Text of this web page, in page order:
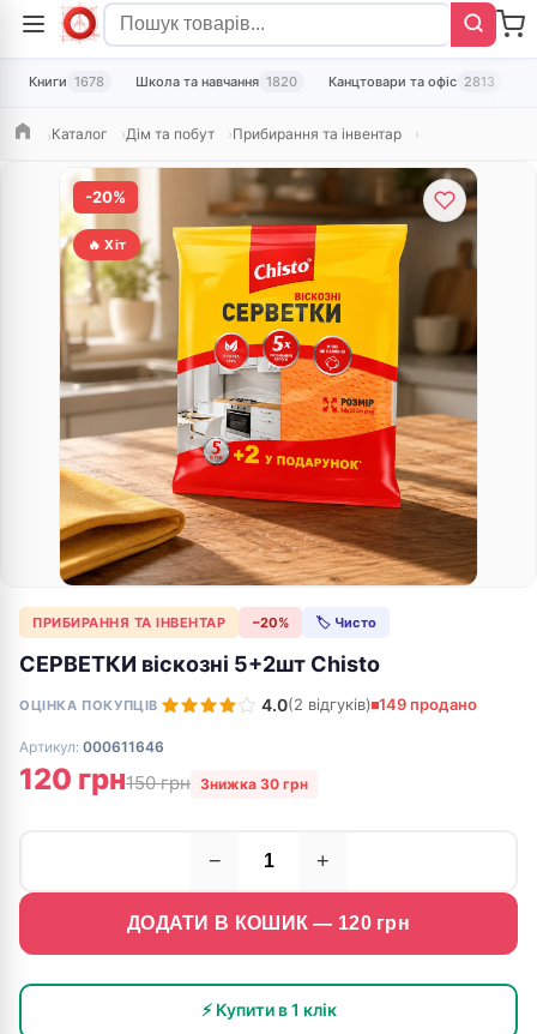
Книги 1678 Школа та навчання 1820 Канцтовари та офіс 2813
ГоловнаКаталог Дім та побут Прибирання та інвентар
-20%
🔥 Хіт
ПРИБИРАННЯ ТА ІНВЕНТАР −20% 🏷 Чисто
СЕРВЕТКИ віскозні 5+2шт Chisto
ОЦІНКА ПОКУПЦІВ 4.0(2 відгуків) 149 продано
Артикул: 000611646
120 грн150 грн Знижка 30 грн
− +
ДОДАТИ В КОШИК — 120грн
⚡ Купити в 1 клік